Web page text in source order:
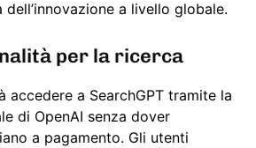
a livello globale.
per la ricerca
accedere a SearchGPT tramite la
di OpenAI senza dover
a pagamento. Gli utenti